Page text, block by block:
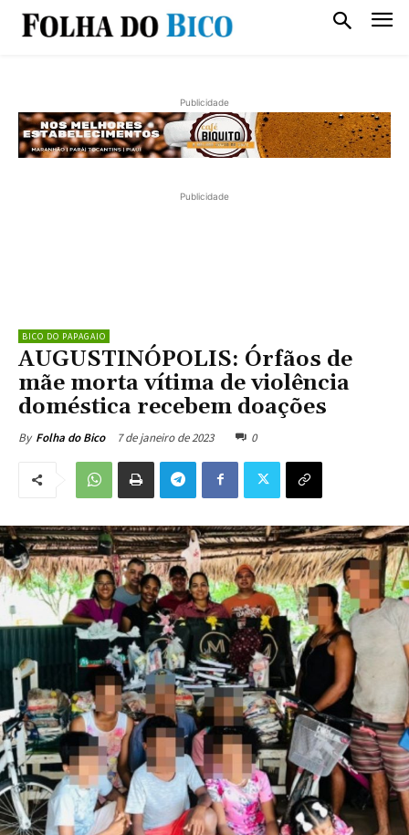
Publicidade
Publicidade
BICO DO PAPAGAIO
AUGUSTINÓPOLIS: Órfãos de
mãe morta vítima de violência
doméstica recebem doações
By Folha do Bico 7 de janeiro de 2023 0